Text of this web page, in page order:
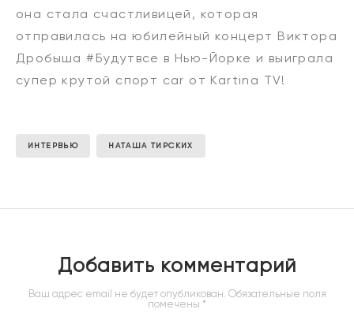
она стала счастливицей, которая
отправилась на юбилейный концерт Виктора
Дробыша #Будутвсе в Нью-Йорке и выиграла
супер крутой спорт car от Kartina TV!
ИНТЕРВЬЮ НАТАША ТИРСКИХ
Добавить комментарий
Ваш адрес email не будет опубликован. Обязательные поля
помечены *